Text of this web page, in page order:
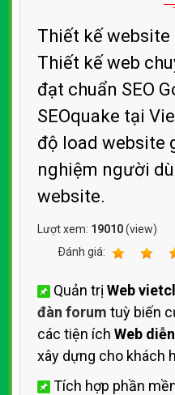
Thiết kế
Thiết kế web
đạt chuẩn SEO
SEOquake tại
độ load website
nghiệm người
website.
Lượt xem: 19010(view)
Ðánh giá:
Quản trị Web
đàn forum tuỳ biến
các tiện ích Web
xây dựng cho khách
Tích hợp phần